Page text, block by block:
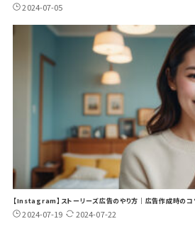
2024-07-05
【Instagram】ストーリーズ広告のやり方｜広告作成時のコ
2024-07-19 2024-07-22